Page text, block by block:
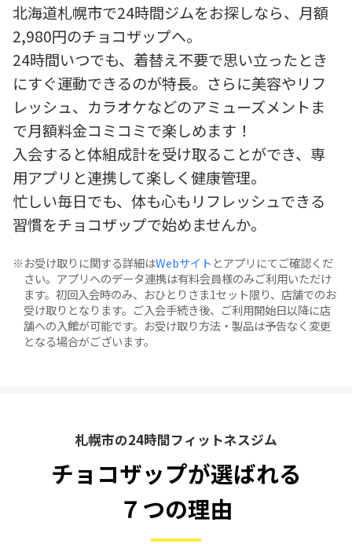
北海道札幌市で24時間ジムをお探しなら、月額
2,980円のチョコザップへ。
24時間いつでも、着替え不要で思い立ったとき
にすぐ運動できるのが特長。さらに美容やリフ
レッシュ、カラオケなどのアミューズメントま
で月額料金コミコミで楽しめます！
入会すると体組成計を受け取ることができ、専
用アプリと連携して楽しく健康管理。
忙しい毎日でも、体も心もリフレッシュできる
習慣をチョコザップで始めませんか。
お受け取りに関する詳細はWebサイト とアプリにてご確認くだ
さい。アプリへのデータ連携は有料会員様のみご利用いただけ
ます。初回入会時のみ、おひとりさま1セット限り、店舗でのお
受け取りとなります。ご入会手続き後、ご利用開始日以降に店
舗への入館が可能です。お受け取り方法・製品は予告なく変更
となる場合がございます。
札幌市の24時間フィットネスジム
チョコザップが選ばれる
７つの理由